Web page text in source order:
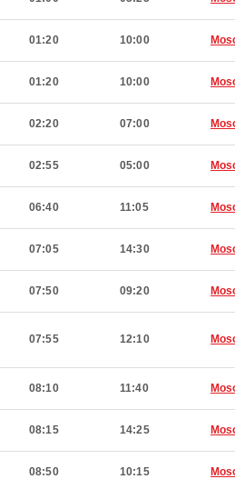
01:20 10:00
01:20 10:00
02:20 07:00
02:55 05:00
06:40 11:05
07:05 14:30
07:50 09:20
07:55 12:10
08:10 11:40
08:15 14:25
08:50 10:15